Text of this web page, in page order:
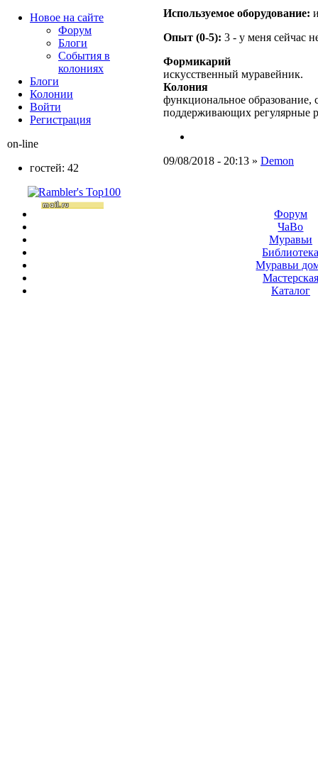
Используемое оборудование:
Опыт (0-5): 3 - у меня сейчас
Формикарий
искусственный муравейник.
Колония
функциональное образование,
поддерживающих регулярные
09/08/2018 - 20:13 » Demon
Новое на сайте
Форум
Блоги
События в
колониях
Блоги
Колонии
Войти
Peгиcтpaция
on-line
гостей: 42
Форум
ЧаВо
Муравьи
Муравьи
Мастерская
Каталог